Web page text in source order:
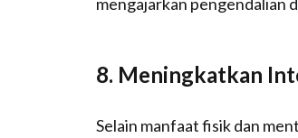
8. Meningkatkan
Selain manfaat fisik dan